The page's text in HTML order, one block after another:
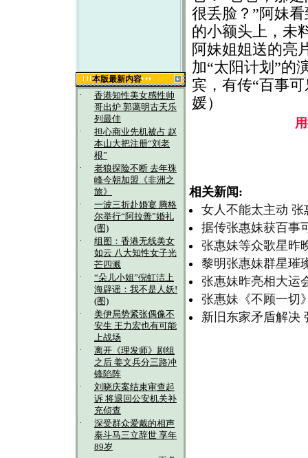
本版最新内容
·
香港知性美女感性帅
哥出炉 郭蔼明古天乐
列最佳
·
担心商业先机被占 赵
本山大把注册“刘老
根”
·
老狼探险不断 去年珠
峰今朝加盟《非洲之
旅》
·
一波三折赴婚宴 腾格
尔举行“阿拉善”婚礼
(图)
·
组图：香港无线美女
如云 八大知性女子光
芒四溅
·
“朵儿小姐”倪虹洁上
海辟谣：我不是人妖!
(图)
·
美伊局势紧张偶像不
安生 王力宏也有可能
上战场
·
离开《理发师》剧组
之后 姜文兵分三路冲
锋陷阵
·
刘晓庆案结束审查起
诉 将退回公安机关补
充侦查
·
深受群众爱戴的相声
泰斗马三立辞世 享年
89岁
很丢脸？”阿妹
的小额头上，未
阿妹姐姐送的亮
加“太阳计划”的
宾，有传“百事
媛）
相关新闻:
女人不能太主动
据传张惠妹获百事
张惠妹等众歌星昨
黎明张惠妹群星璀
张惠妹昨亮相大运
张惠妹《不顾一切
新旧东家矛盾解决